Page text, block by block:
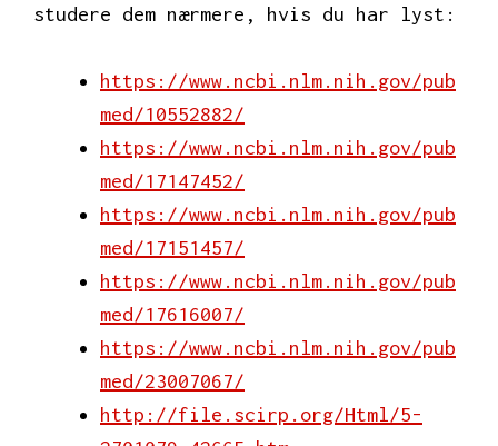
studere dem nærmere, hvis du har lyst:
https://www.ncbi.nlm.nih.gov/pub
med/10552882/
https://www.ncbi.nlm.nih.gov/pub
med/17147452/
https://www.ncbi.nlm.nih.gov/pub
med/17151457/
https://www.ncbi.nlm.nih.gov/pub
med/17616007/
https://www.ncbi.nlm.nih.gov/pub
med/23007067/
http://file.scirp.org/Html/5-